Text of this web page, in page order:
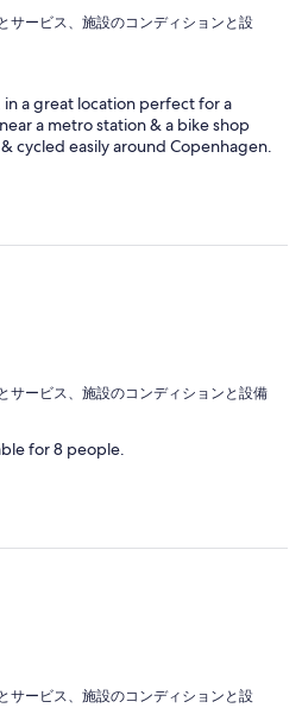
サービス、施設のコンディションと設
a great location perfect for a
a metro station & a bike shop
cycled easily around Copenhagen.
サービス、施設のコンディションと設備
for 8 people.
サービス、施設のコンディションと設